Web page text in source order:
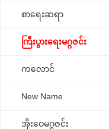
စာရေးဆရာ
ကြီးပွားရေးမဂ္ဂဇင်း
ကလောင်
New Name
အိုးဝေမဂ္ဂဇင်း